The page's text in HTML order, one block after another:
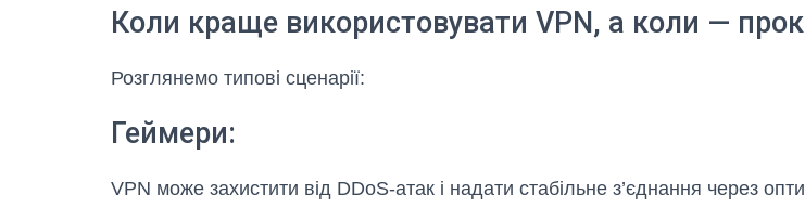
Коли краще використовувати VPN, а коли —
Розглянемо типові сценарії:
Геймери:
VPN може захистити від DDoS-атак і надати стабільне з’єднання через